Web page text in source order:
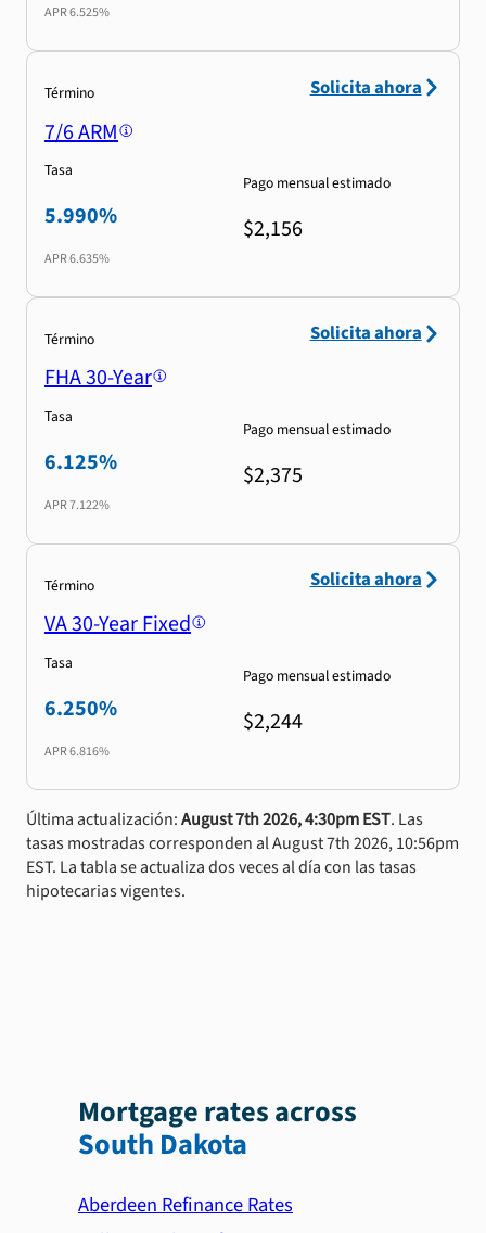
APR6.525%
Término
7/6 ARM
Tasa
5.990%
APR6.635%
Pago mensual estimado
$2,156
Solicita ahora
Término
FHA 30-Year
Tasa
6.125%
APR7.122%
Pago mensual estimado
$2,375
Solicita ahora
Término
VA 30-Year Fixed
Tasa
6.250%
APR6.816%
Pago mensual estimado
$2,244
Solicita ahora
Última actualización:August 7th 2026, 4:30pm EST. Las
tasas mostradas corresponden al August 7th 2026, 10:56pm
EST. La tabla se actualiza dos veces al día con las tasas
hipotecarias vigentes.
Mortgage rates across
South Dakota
Aberdeen Refinance Rates